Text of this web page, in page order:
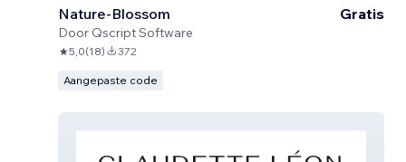
Nature-Blossom
Door Qscript Software
Gratis
5,0(18) 372
Aangepaste code